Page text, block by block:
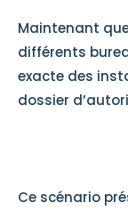
Maintenant
différents
exacte des
dossier
Ce scénario